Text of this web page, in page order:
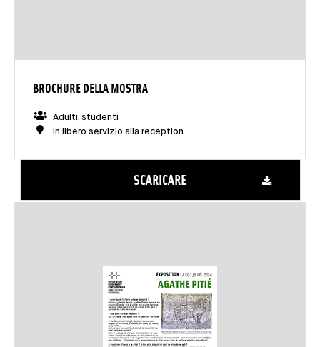
BROCHURE DELLA MOSTRA
Adulti, studenti
In libero servizio alla reception
SCARICARE